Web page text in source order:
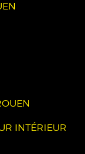
INTÉRIEUR